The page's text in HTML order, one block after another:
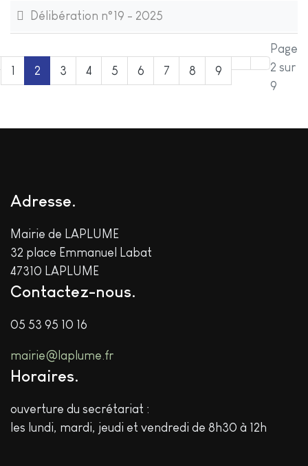
Délibération n°19 - 2025
Page
2 sur
9
1 2 3 4 5 6 7 8 9
Adresse
Mairie de LAPLUME
32 place Emmanuel Labat
47310 LAPLUME
Contactez-nous
05 53 95 10 16
mairie@laplume.fr
Horaires
ouverture du secrétariat :
les lundi, mardi, jeudi et vendredi de 8h30 à 12h